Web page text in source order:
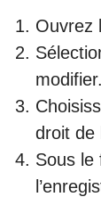
Ouvrez
modifier.
droit de
Sous le